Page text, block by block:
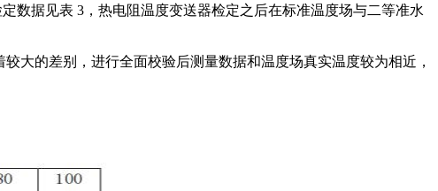
数据见表 3，热电阻温度变送器检定之后在标准温度场与二等准水
大的差别，进行全面校验后测量数据和温度场真实温度较为相近，